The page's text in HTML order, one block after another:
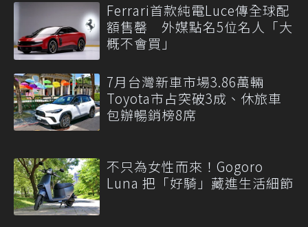
Ferrari首款純電Luce傳全球配
額售罄 外媒點名5位名人「大
概不會買」
7月台灣新車市場3.86萬輛
Toyota市占突破3成、休旅車
包辦暢銷榜8席
不只為女性而來！Gogoro
Luna 把「好騎」藏進生活細節